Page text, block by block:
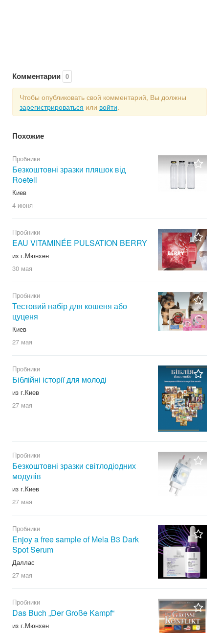
Комментарии 0
Чтобы опубликовать свой комментарий, Вы должны
зарегистрироваться или войти.
Похожие
Пробники
Безкоштовні зразки пляшок від
Roetell
Киев
4 июня
Пробники
EAU VITAMINÉE PULSATION BERRY
из г.Мюнхен
30 мая
Пробники
Тестовий набір для кошеня або
цуценя
Киев
27 мая
Пробники
Біблійні історії для молоді
из г.Киев
27 мая
Пробники
Безкоштовні зразки світлодіодних
модулів
из г.Киев
27 мая
Пробники
Enjoy a free sample of Mela B3 Dark
Spot Serum
Даллас
27 мая
Пробники
Das Buch „Der Große Kampf“
из г.Мюнхен